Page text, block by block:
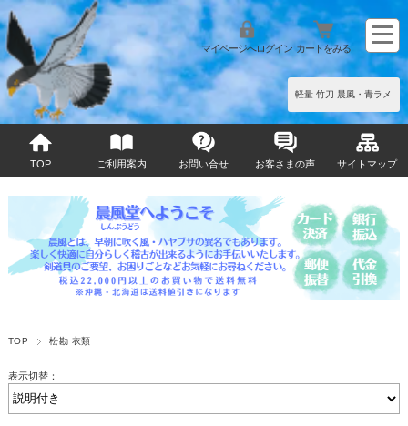
軽量 竹刀 晨風・青ラメ
マイページへログイン カートをみる
TOP ご利用案内 お問い合せ お客さまの声 サイトマップ
TOP 松勘 衣類
表示切替：